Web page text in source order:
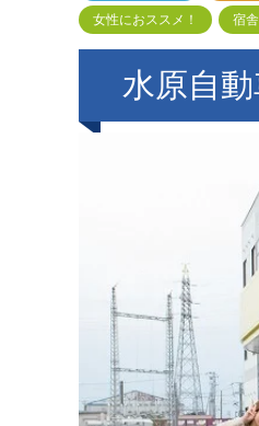
女性におススメ！
宿
水原自